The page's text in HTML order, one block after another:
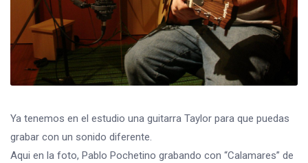
Ya tenemos en el estudio una guitarra Taylor para que puedas
grabar con un sonido diferente.
Aqui en la foto, Pablo Pochetino grabando con “Calamares” de